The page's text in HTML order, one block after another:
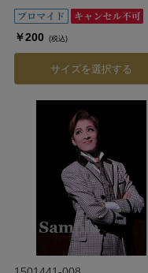
￥200 (税込)
サイズを選択する